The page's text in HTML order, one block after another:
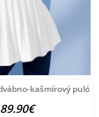
kašmírový
89.90€